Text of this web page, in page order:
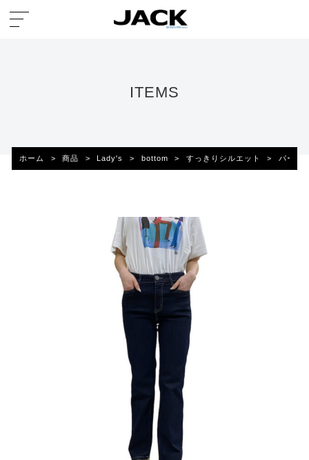
ITEMS
ホーム > 商品 > Lady's > bottom > すっきりシルエット > パーソ